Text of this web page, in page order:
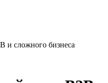
и сложного бизнеса